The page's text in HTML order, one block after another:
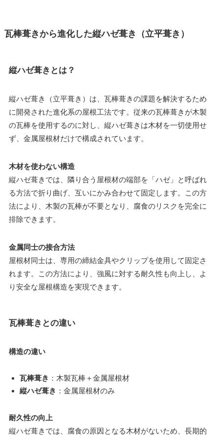
瓦棒葺きから進化した縦ハゼ葺き（立平葺き）
縦ハゼ葺きとは？
縦ハゼ葺き（立平葺き）は、瓦棒葺きの課題を解決するため
に開発された進化系の屋根工法です。従来の瓦棒葺きが木製
の瓦棒を使用するのに対し、縦ハゼ葺きは木材を一切使用せ
ず、金属屋根材だけで構成されています。
木材を使わない構造
縦ハゼ葺きでは、隣り合う屋根材の端部を「ハゼ」と呼ばれ
る方法で折り曲げ、互いにかみ合わせて固定します。この方
法により、木製の瓦棒が不要となり、腐食のリスクを完全に
排除できます。
金属同士の接合方法
屋根材同士は、専用の締結金具やクリップを使用して固定さ
れます。この方法により、強風に対する耐久性も向上し、よ
り安全な屋根構造を実現できます。
瓦棒葺きとの違い
構造の違い
瓦棒葺き ：木製瓦棒＋金属屋根材
縦ハゼ葺き ：金属屋根材のみ
耐久性の向上
縦ハゼ葺きでは、腐食の原因となる木材がないため、長期的